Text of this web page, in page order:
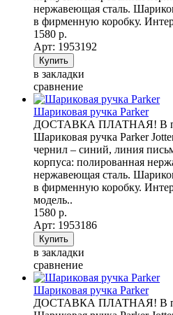
нержавеющая сталь.
в фирменную коробку.
1580 р.
Арт: 1953192
в закладки
сравнение
Шариковая ручка Parker
ДОСТАВКА ПЛАТНАЯ! В
Шариковая ручка Parker
чернил – синий, линия
корпуса: полированная
нержавеющая сталь.
в фирменную коробку.
модель..
1580 р.
Арт: 1953186
в закладки
сравнение
Шариковая ручка Parker
ДОСТАВКА ПЛАТНАЯ! В